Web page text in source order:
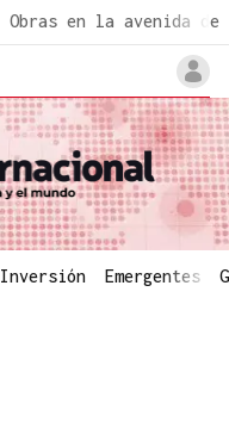
Obras en la avenida de
Inversión Emergentes